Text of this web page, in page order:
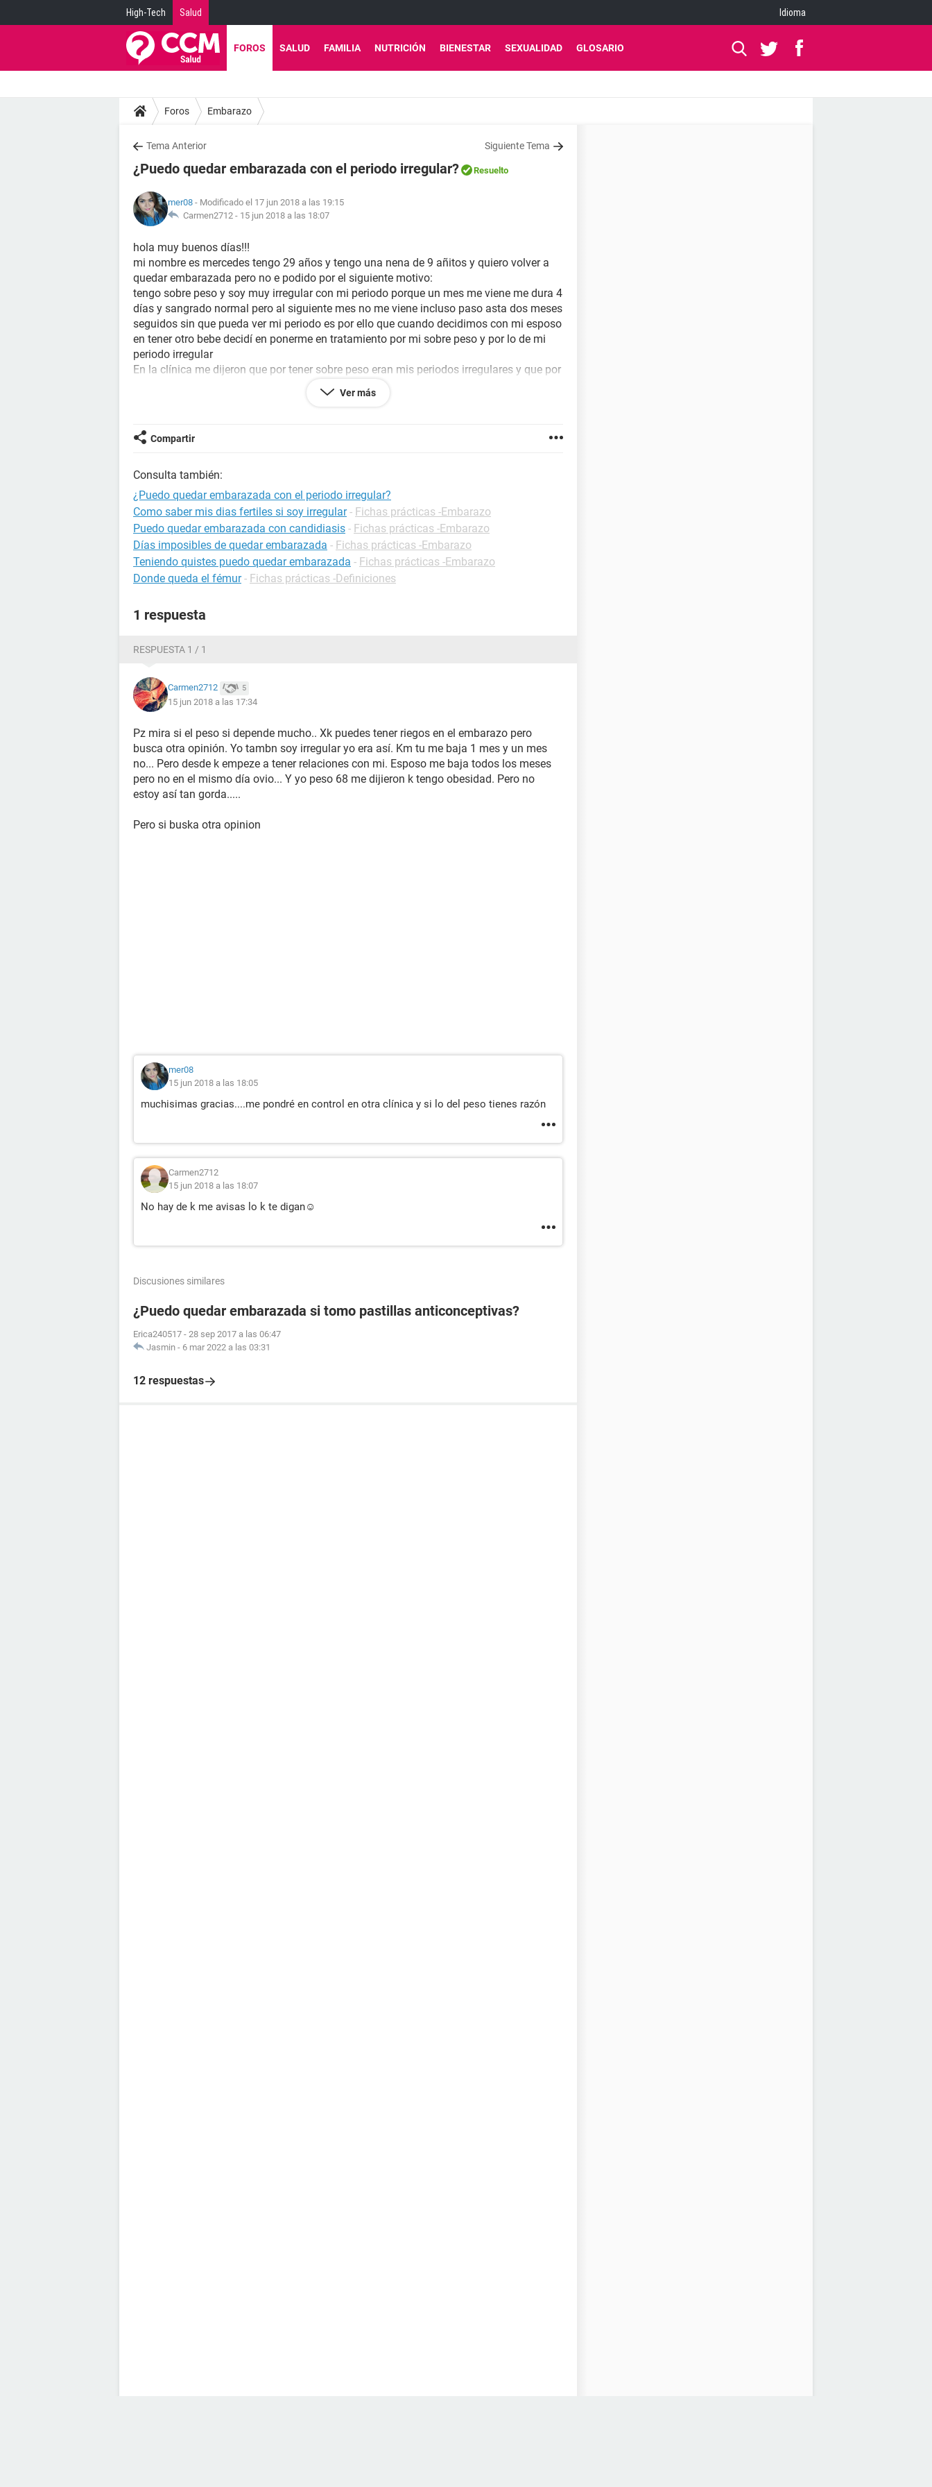
High-Tech Salud Idioma
FOROS SALUD FAMILIA NUTRICIÓN BIENESTAR SEXUALIDAD GLOSARIO
Foros Embarazo
Tema Anterior Siguiente Tema
¿Puedo quedar embarazada con el periodo irregular? Resuelto
mer08 - Modificado el 17 jun 2018 a las 19:15
Carmen2712 - 15 jun 2018 a las 18:07
hola muy buenos días!!!
mi nombre es mercedes tengo 29 años y tengo una nena de 9 añitos y quiero volver a
quedar embarazada pero no e podido por el siguiente motivo:
tengo sobre peso y soy muy irregular con mi periodo porque un mes me viene me dura 4
días y sangrado normal pero al siguiente mes no me viene incluso paso asta dos meses
seguidos sin que pueda ver mi periodo es por ello que cuando decidimos con mi esposo
en tener otro bebe decidí en ponerme en tratamiento por mi sobre peso y por lo de mi
periodo irregular
En la clínica me dijeron que por tener sobre peso eran mis periodos irregulares y que por
que yo y estaba embarazada y viendo lo que me dijeron a mi me entro la duda de ver si
preguntar si hay otra manera de poder quedar embarazada....espero con ansias alguna
respuesta que me pueda ayudar
Ver más
Compartir
Consulta también:
¿Puedo quedar embarazada con el periodo irregular?
Como saber mis dias fertiles si soy irregular - Fichas prácticas -Embarazo
Puedo quedar embarazada con candidiasis - Fichas prácticas -Embarazo
Días imposibles de quedar embarazada - Fichas prácticas -Embarazo
Teniendo quistes puedo quedar embarazada - Fichas prácticas -Embarazo
Donde queda el fémur - Fichas prácticas -Definiciones
1 respuesta
RESPUESTA 1 / 1
Carmen2712 5
15 jun 2018 a las 17:34
Pz mira si el peso si depende mucho.. Xk puedes tener riegos en el embarazo pero
busca otra opinión. Yo tambn soy irregular yo era así. Km tu me baja 1 mes y un mes
no... Pero desde k empeze a tener relaciones con mi. Esposo me baja todos los meses
pero no en el mismo día ovio... Y yo peso 68 me dijieron k tengo obesidad. Pero no
estoy así tan gorda.....
Pero si buska otra opinion
mer08
15 jun 2018 a las 18:05
muchisimas gracias....me pondré en control en otra clínica y si lo del peso tienes razón
Carmen2712
15 jun 2018 a las 18:07
No hay de k me avisas lo k te digan☺
Discusiones similares
¿Puedo quedar embarazada si tomo pastillas anticonceptivas?
Erica240517 - 28 sep 2017 a las 06:47
Jasmin - 6 mar 2022 a las 03:31
12 respuestas